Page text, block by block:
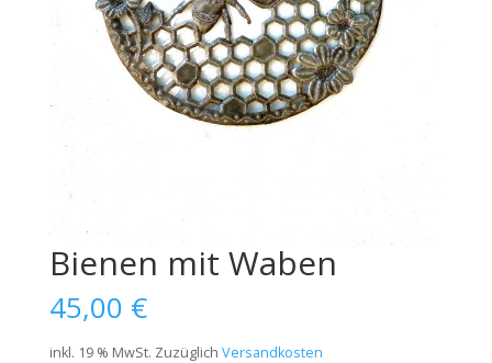
Bienen mit Waben
45,00 €
inkl. 19 % MwSt. Zuzüglich Versandkosten